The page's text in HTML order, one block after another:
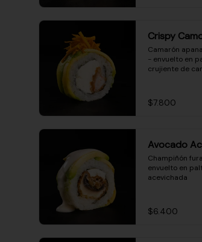
Crispy
Camarón
- envuelto en
crujiente de
$7.800
Avocado
Champiñón
envuelto en
acevichada
$6.400